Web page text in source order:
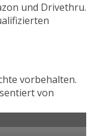
und Drivethru.
vorbehalten.
von